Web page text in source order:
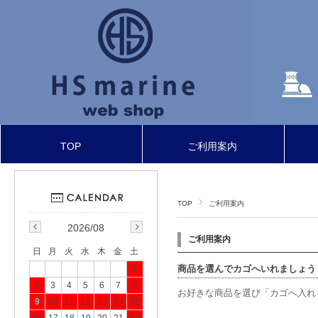
TOP ご利用案内
TOP ご利用案内
ご利用案内
商品を選んでカゴへいれましょう
お好きな商品を選び「カゴへ入
2026/08
日 月 火 水 木 金
土
1
2
3 4 5 6 7
8
9
10 11 12 13 14
15